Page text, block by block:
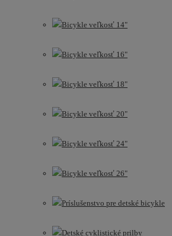
Bicykle veľkosť 14"
Bicykle veľkosť 16"
Bicykle veľkosť 18"
Bicykle veľkosť 20"
Bicykle veľkosť 24"
Bicykle veľkosť 26"
Príslušenstvo pre detské bicykle
Detské cyklistické prilby